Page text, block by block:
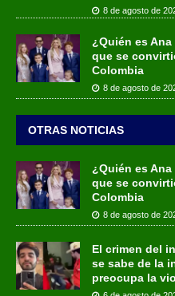
8 de agosto de
¿Quién es
que se
Colombia
8 de agosto de
OTRAS NOTICIAS
¿Quién es
que se
Colombia
8 de agosto de
El crimen del
se sabe de la
preocupa la